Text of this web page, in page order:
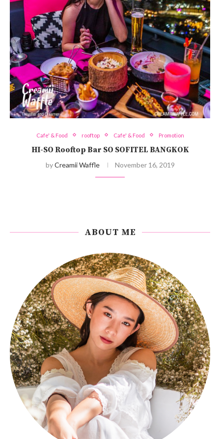
Cafe' & Food rooftop Cafe' & Food Promotion
HI-SO Rooftop Bar SO SOFITEL BANGKOK
byCreamii Waffle November 16, 2019
ABOUT ME